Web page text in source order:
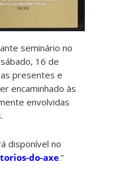
seminário no
16 de
presentes e
encaminhado às
envolvidas
disponível no
do-axe.”